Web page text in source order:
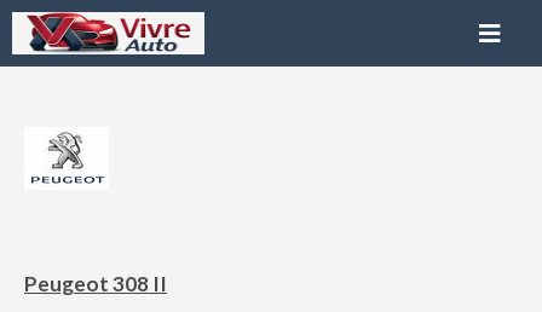
Peugeot 308 II